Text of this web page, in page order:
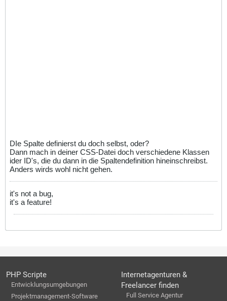
DIe Spalte definierst du doch selbst, oder?
Dann mach in deiner CSS-Datei doch verschiedene Klassen
ider ID's, die du dann in die Spaltendefinition hineinschreibst.
Anders wirds wohl nicht gehen.
it's not a bug,
it's a feature!
PHP Scripte
Entwicklungsumgebungen
Projektmanagement-Software
Internetagenturen &
Freelancer finden
Full Service Agentur